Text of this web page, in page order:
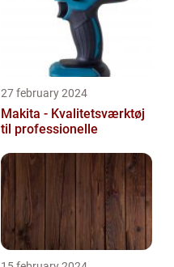
27 february 2024
Makita - Kvalitetsværktøj
til professionelle